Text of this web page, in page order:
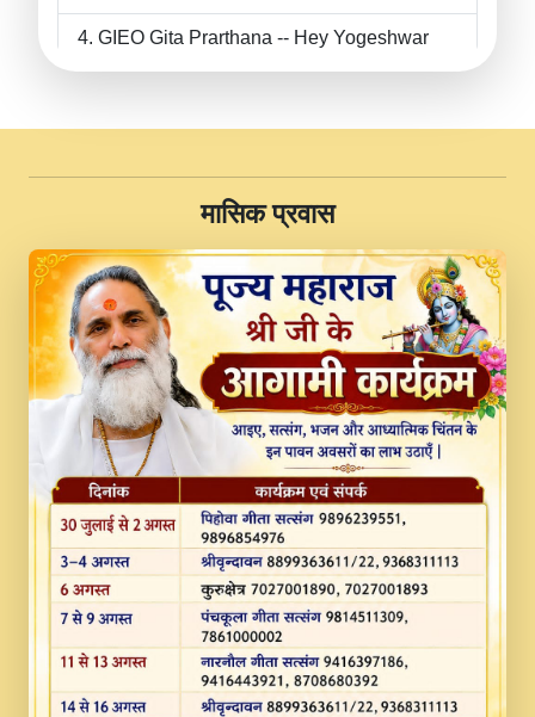
GIEO Gita Prarthana -- Hey Yogeshwar
II Swami Gyananand Ji Maharaj.mp3
JINU SATGURU AAP BULAVE by Rasik
Pawan ji 20-11-19 Sankirtan At VEER JI
PRABHU KUTEER CHANNEL.mp3
Kina Sohna Tera Bhawan Sajaya Mata
Vaishno Devi Aarti Mata Rani Bhajan By
Lakhwinder Wadali Ji.mp3
MERE MANN VICH KANTH KALER
NEW PUNAJBI DEVOTIONAL SONG 2017
FULL VIDEO HD.mp3
Na To Roop Hai Bindu Ji Maharaj Pad - A
Divine Bhajan by Shri Indresh Ji
#BhaktiPath.mp3
Radha Rani Ki Kirpa Best Devotional
Song By Chitra Vichitra.mp3
​मासिक प्रवास